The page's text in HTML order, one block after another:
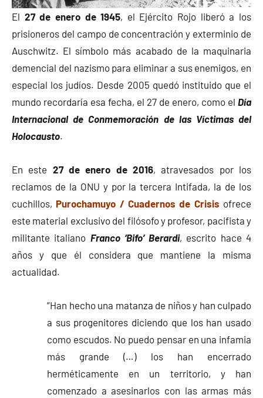
El 27 de enero de 1945, el Ejército Rojo liberó a los
prisioneros del campo de concentración y exterminio de
Auschwitz. El símbolo más acabado de la maquinaria
demencial del nazismo para eliminar a sus enemigos, en
especial los judíos. Desde 2005 quedó instituido que el
mundo recordaría esa fecha, el 27 de enero, como el Día
Internacional de Conmemoración de las Víctimas del
Holocausto.
En este 27 de enero de 2016, atravesados por los
reclamos de la ONU y por la tercera Intifada, la de los
cuchillos, Purochamuyo / Cuadernos de Crisis ofrece
este material exclusivo del filósofo y profesor, pacifista y
militante italiano Franco ‘Bifo’ Berardi, escrito hace 4
años y que él considera que mantiene la misma
actualidad.
“Han hecho una matanza de niños y han culpado
a sus progenitores diciendo que los han usado
como escudos. No puedo pensar en una infamia
más grande (…) los han encerrado
herméticamente en un territorio, y han
comenzado a asesinarlos con las armas más